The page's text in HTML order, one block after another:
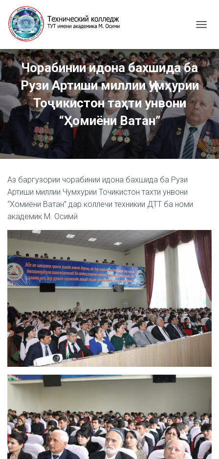
G
G
E
N
V
G
A
T
I
Чорабинии идона бахшида ба
Рузи Артиши миллии Ҷумҳурии
Тоҷикистон таҳти унвони
“Ҳомиёни Ватан”
Аз баргузории чорабинии идона бахшида ба Рузи
Артиши миллии Чумхурии Точикистон тахти унвони
“Хомиёни Ватан” дар коллечи техникии ДТТ ба номи
академик М. Осимӣ